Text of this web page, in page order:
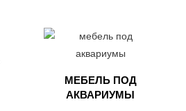
МЕБЕЛЬ ПОД
АКВАРИУМЫ​